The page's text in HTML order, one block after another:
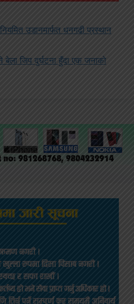
उडानमार्फत धनगढी प्रस्थान
बेला जिप दुर्घटना हुँदा एक जनाको